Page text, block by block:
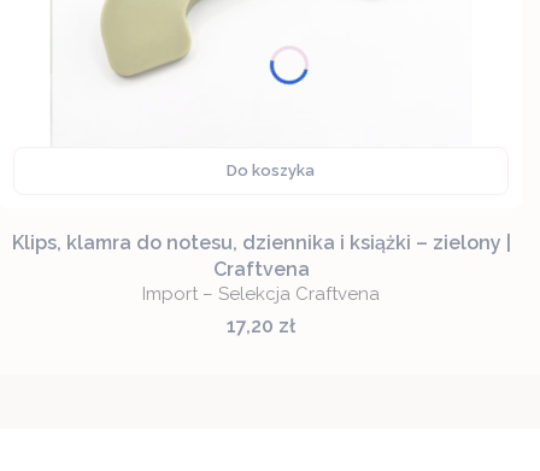
Do koszyka
Klips, klamra do notesu, dziennika i książki – zielony |
Craftvena
Import – Selekcja Craftvena
Cena
17,20 zł